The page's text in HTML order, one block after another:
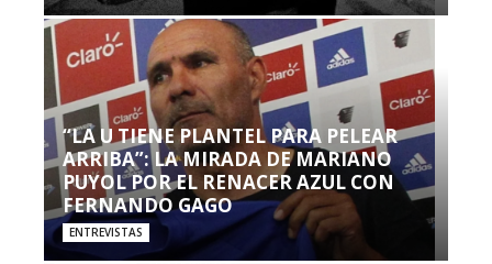
“LA U TIENE PLANTEL PARA PELEAR
ARRIBA”: LA MIRADA DE MARIANO
PUYOL POR EL RENACER AZUL CON
FERNANDO GAGO
ENTREVISTAS